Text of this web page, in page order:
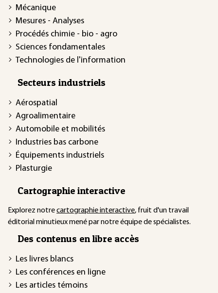
Mécanique
Mesures - Analyses
Procédés chimie - bio - agro
Sciences fondamentales
Technologies de l'information
Secteurs industriels
Aérospatial
Agroalimentaire
Automobile et mobilités
Industries bas carbone
Équipements industriels
Plasturgie
Cartographie interactive
Explorez notrecartographie interactive, fruit d'un travail
éditorial minutieux mené par notre équipe de spécialistes.
Des contenus en libre accès
Les livres blancs
Les conférences en ligne
Les articles témoins